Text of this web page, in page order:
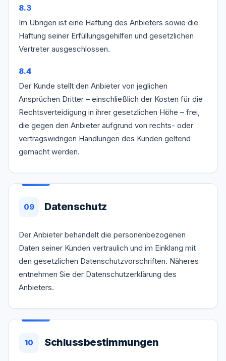
8.3
Im Übrigen ist eine Haftung des Anbieters sowie die
Haftung seiner Erfüllungsgehilfen und gesetzlichen
Vertreter ausgeschlossen.
8.4
Der Kunde stellt den Anbieter von jeglichen
Ansprüchen Dritter – einschließlich der Kosten für die
Rechtsverteidigung in ihrer gesetzlichen Höhe – frei,
die gegen den Anbieter aufgrund von rechts- oder
vertragswidrigen Handlungen des Kunden geltend
gemacht werden.
09 Datenschutz
Der Anbieter behandelt die personenbezogenen
Daten seiner Kunden vertraulich und im Einklang mit
den gesetzlichen Datenschutzvorschriften. Näheres
entnehmen Sie der Datenschutzerklärung des
Anbieters.
10 Schlussbestimmungen